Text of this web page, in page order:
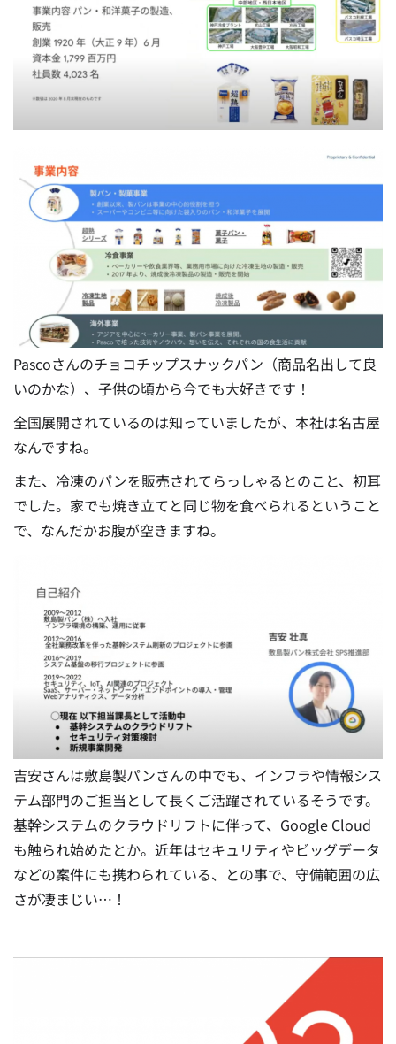
Pascoさんのチョコチップスナックパン（商品名出して良
いのかな）、子供の頃から今でも大好きです！
全国展開されているのは知っていましたが、本社は名古屋
なんですね。
また、冷凍のパンを販売されてらっしゃるとのこと、初耳
でした。家でも焼き立てと同じ物を食べられるということ
で、なんだかお腹が空きますね。
吉安さんは敷島製パンさんの中でも、インフラや情報シス
テム部門のご担当として長くご活躍されているそうです。
基幹システムのクラウドリフトに伴って、Google Cloud
も触られ始めたとか。近年はセキュリティやビッグデータ
などの案件にも携わられている、との事で、守備範囲の広
さが凄まじい…！